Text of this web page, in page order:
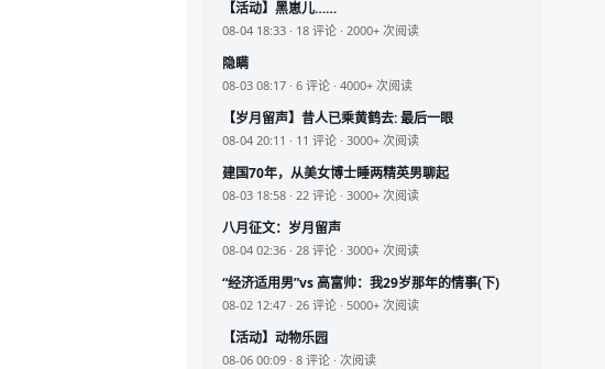
【活动】黑崽儿……
08-04 18:33 · 18 评论 · 2000+ 次阅读
隐瞒
08-03 08:17 · 6 评论 · 4000+ 次阅读
【岁月留声】昔人已乘黄鹤去: 最后一眼
08-04 20:11 · 11 评论 · 3000+ 次阅读
建国70年，从美女博士睡两精英男聊起
08-03 18:58 · 22 评论 · 3000+ 次阅读
八月征文：岁月留声
08-04 02:36 · 28 评论 · 3000+ 次阅读
“经济适用男”vs 高富帅：我29岁那年的情事(下)
08-02 12:47 · 26 评论 · 5000+ 次阅读
【活动】动物乐园
08-06 00:09 · 8 评论 · 次阅读